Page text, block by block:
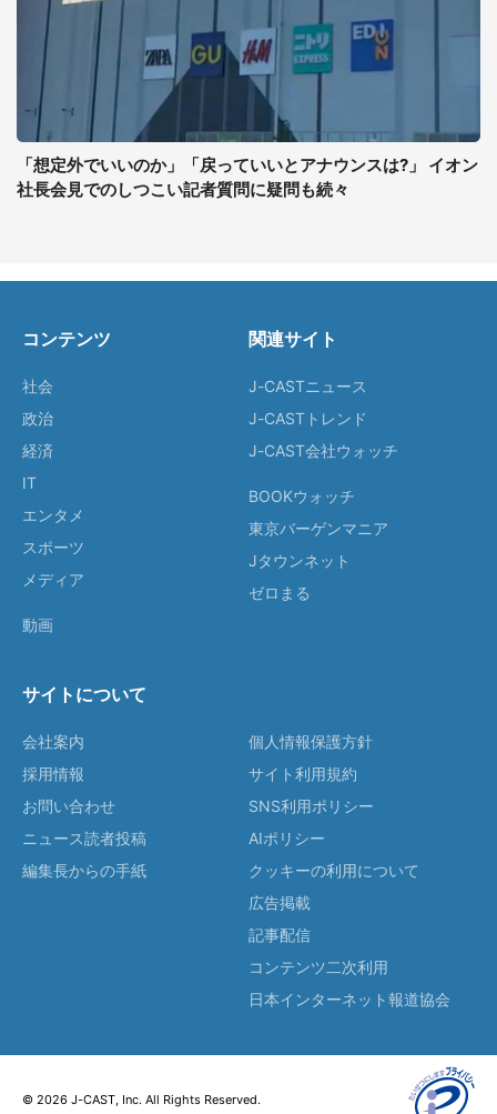
「想定外でいいのか」「戻っていいとアナウンスは?」 イオン
社長会見でのしつこい記者質問に疑問も続々
コンテンツ
社会
政治
経済
IT
エンタメ
スポーツ
メディア
動画
関連サイト
J-CASTニュース
J-CASTトレンド
J-CAST会社ウォッチ
BOOKウォッチ
東京バーゲンマニア
Jタウンネット
ゼロまる
サイトについて
会社案内
採用情報
お問い合わせ
ニュース読者投稿
編集長からの手紙
個人情報保護方針
サイト利用規約
SNS利用ポリシー
AIポリシー
クッキーの利用について
広告掲載
記事配信
コンテンツ二次利用
日本インターネット報道協会
© 2026 J-CAST, Inc. All Rights Reserved.